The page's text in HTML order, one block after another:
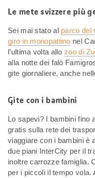
Le mete svizzere più
Sei mai stato al parco del
giro in monopattino nel
l’ultima volta allozoo di
alla notte dei falò
gite giornaliere, anche
Gite con i bambini
Lo sapevi? I bambini fino
gratis sulla rete dei
viaggiare con i bambini è
due piani InterCity per il
inoltre carrozze famiglia.
per i piccoli il tempo vola.